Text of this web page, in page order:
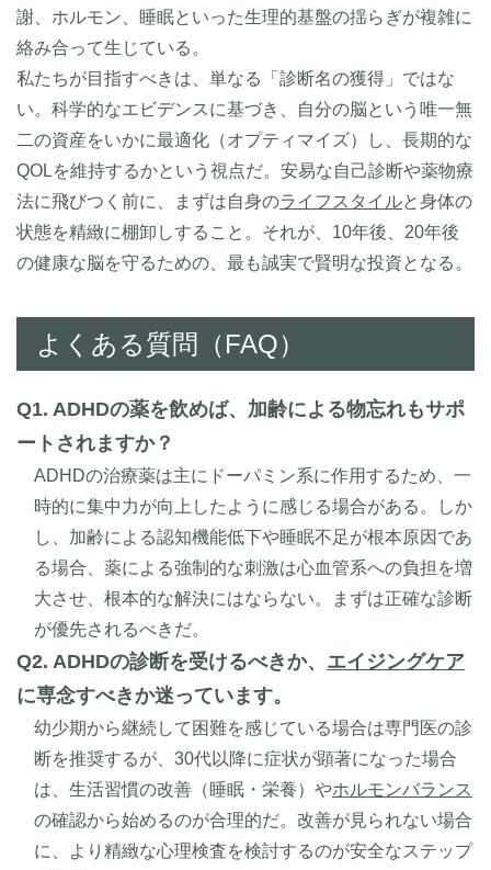
謝、ホルモン、睡眠といった生理的基盤の揺らぎが複雑に
絡み合って生じている。
私たちが目指すべきは、単なる「診断名の獲得」ではな
い。科学的なエビデンスに基づき、自分の脳という唯一無
二の資産をいかに最適化（オプティマイズ）し、長期的な
QOLを維持するかという視点だ。安易な自己診断や薬物療
法に飛びつく前に、まずは自身のライフスタイルと身体の
状態を精緻に棚卸しすること。それが、10年後、20年後
の健康な脳を守るための、最も誠実で賢明な投資となる。
よくある質問（FAQ）
Q1. ADHDの薬を飲めば、加齢による物忘れもサポ
ートされますか？
ADHDの治療薬は主にドーパミン系に作用するため、一
時的に集中力が向上したように感じる場合がある。しか
し、加齢による認知機能低下や睡眠不足が根本原因であ
る場合、薬による強制的な刺激は心血管系への負担を増
大させ、根本的な解決にはならない。まずは正確な診断
が優先されるべきだ。
Q2. ADHDの診断を受けるべきか、 エイジングケア
に専念すべきか迷っています。
幼少期から継続して困難を感じている場合は専門医の診
断を推奨するが、30代以降に症状が顕著になった場合
は、生活習慣の改善（睡眠・栄養）やホルモンバランス
の確認から始めるのが合理的だ。改善が見られない場合
に、より精緻な心理検査を検討するのが安全なステップ